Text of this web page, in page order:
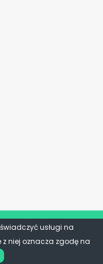
usługi na
z niej oznacza zgodę na